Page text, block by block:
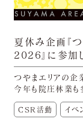
夏休み企画『
2026』に参加
つやまエリアの企
今年も院庄林業も
CSR活動 イベ